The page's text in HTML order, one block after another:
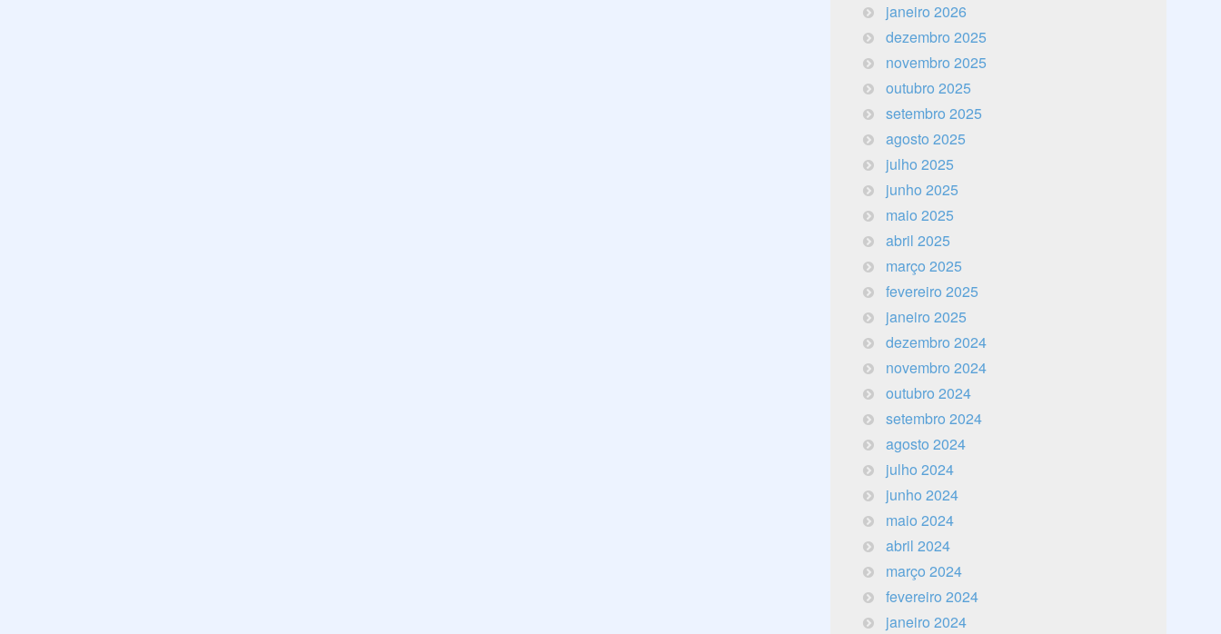
janeiro 2026
dezembro 2025
novembro 2025
outubro 2025
setembro 2025
agosto 2025
julho 2025
junho 2025
maio 2025
abril 2025
março 2025
fevereiro 2025
janeiro 2025
dezembro 2024
novembro 2024
outubro 2024
setembro 2024
agosto 2024
julho 2024
junho 2024
maio 2024
abril 2024
março 2024
fevereiro 2024
janeiro 2024